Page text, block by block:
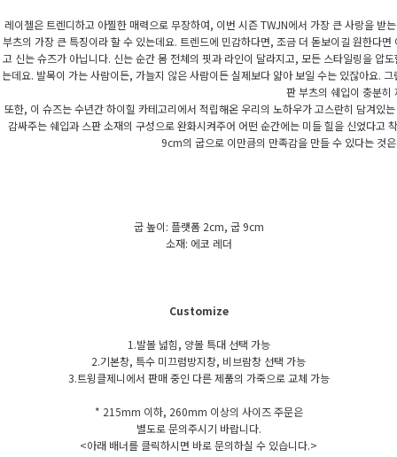
레이첼은 트렌디하고 아찔한 매력으로 무장하여, 이번 시즌 TWJN에서 가장 큰 사랑을
부츠의 가장 큰 특징이라 할 수 있는데요. 트렌드에 민감하다면, 조금 더 돋보이길 원한다
고 신는 슈즈가 아닙니다. 신는 순간 몸 전체의 핏과 라인이 달라지고, 모든 스타일링을 압
는데요. 발목이 가는 사람이든, 가늘지 않은 사람이든 실제보다 얇아 보일 수는 있잖아요.
판 부츠의 쉐입이 충분히
또한, 이 슈즈는 수년간 하이힐 카테고리에서 적립해온 우리의 노하우가 고스란히 담겨있
감싸주는 쉐입과 스판 소재의 구성으로 완화시켜주어 어떤 순간에는 미들 힐을 신었다
9cm의 굽으로 이만큼의 만족감을 만들 수 있다는 것
굽 높이: 플랫폼 2cm, 굽 9cm
소재: 에코 레더
Customize
1.발볼 넓힘, 양볼 특대 선택 가능
2.기본창, 특수 미끄럼방지창, 비브람창 선택 가능
3.트윙클제니에서 판매 중인 다른 제품의 가죽으로 교체 가능
* 215mm 이하, 260mm 이상의 사이즈 주문은
별도로 문의주시기 바랍니다.
<아래 배너를 클릭하시면 바로 문의하실 수 있습니다.>